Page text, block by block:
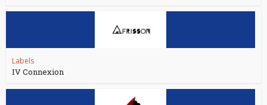
Labels
IV Connexion